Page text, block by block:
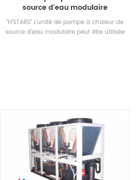
source d'eau modulaire
"H'STARS" L'unité de pompe à chaleur de
source d'eau modulaire peut être utilisée
d'efficacité énergétique est 5-1. niveau.